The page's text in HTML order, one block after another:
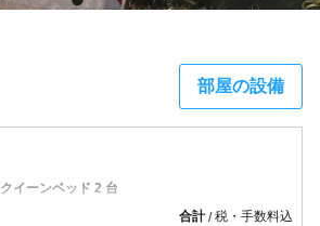
部屋の設備
クイーンベッド 2 台
合計/税・手数料込